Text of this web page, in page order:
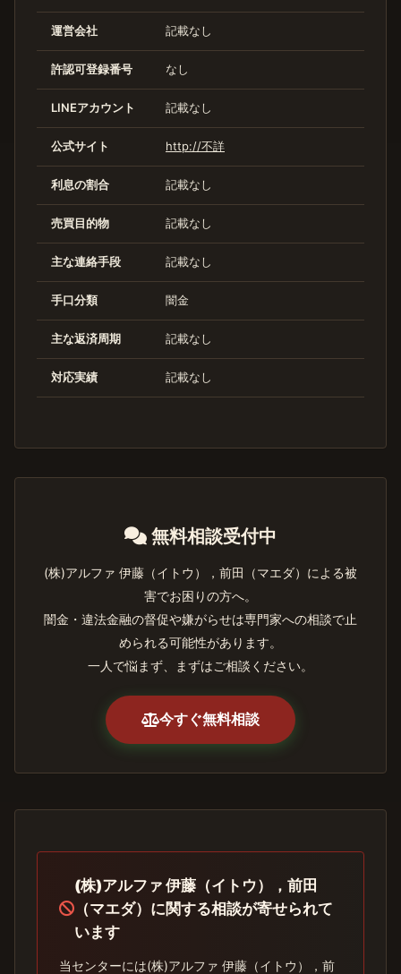
運営会社 記載なし
許認可登録番号 なし
LINEアカウント 記載なし
公式サイト http://不詳
利息の割合 記載なし
売買目的物 記載なし
主な連絡手段 記載なし
手口分類 闇金
主な返済周期 記載なし
対応実績 記載なし
無料相談受付中
(株)アルファ 伊藤（イトウ），前田（マエダ）による被
害でお困りの方へ。
闇金・違法金融の督促や嫌がらせは専門家への相談で止
められる可能性があります。
一人で悩まず、まずはご相談ください。
今すぐ無料相談
(株)アルファ 伊藤（イトウ），前田
（マエダ）に関する相談が寄せられて
います
当センターには(株)アルファ 伊藤（イトウ），前